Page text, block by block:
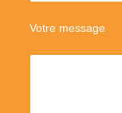
Votre message